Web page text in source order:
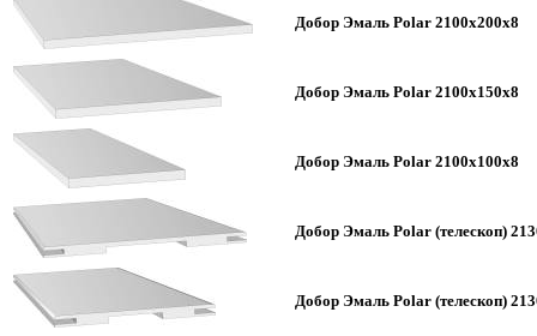
Добор Эмаль Polar 2100х200х8
Добор Эмаль Polar 2100х150х8
Добор Эмаль Polar 2100х100х8
Добор Эмаль Polar (телескоп)
Добор Эмаль Polar (телескоп)